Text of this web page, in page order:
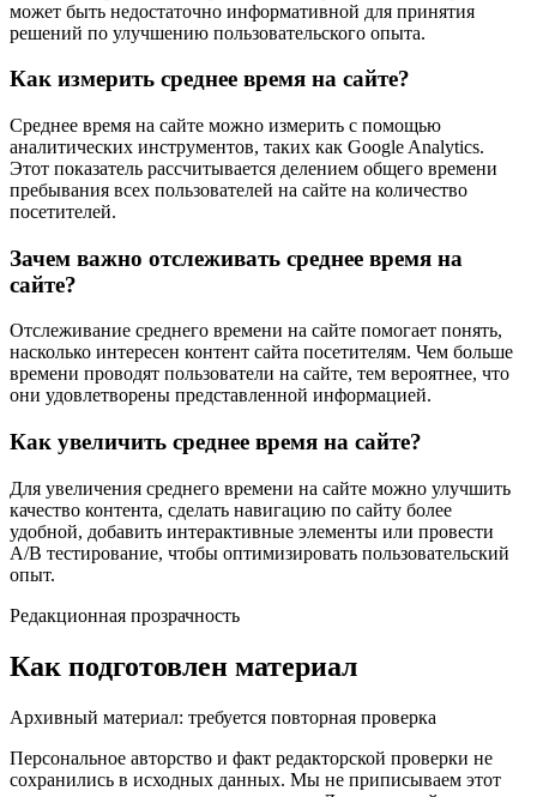
может быть недостаточно информативной для принятия
решений по улучшению пользовательского опыта.
Как измерить среднее время на сайте?
Среднее время на сайте можно измерить с помощью
аналитических инструментов, таких как Google Analytics.
Этот показатель рассчитывается делением общего времени
пребывания всех пользователей на сайте на количество
посетителей.
Зачем важно отслеживать среднее время на
сайте?
Отслеживание среднего времени на сайте помогает понять,
насколько интересен контент сайта посетителям. Чем больше
времени проводят пользователи на сайте, тем вероятнее, что
они удовлетворены представленной информацией.
Как увеличить среднее время на сайте?
Для увеличения среднего времени на сайте можно улучшить
качество контента, сделать навигацию по сайту более
удобной, добавить интерактивные элементы или провести
A/B тестирование, чтобы оптимизировать пользовательский
опыт.
Редакционная прозрачность
Как подготовлен материал
Архивный материал: требуется повторная проверка
Персональное авторство и факт редакторской проверки не
сохранились в исходных данных. Мы не приписываем этот